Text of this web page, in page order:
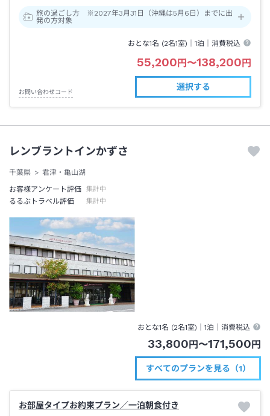
旅の過ごし方 ※2027年3月31日（沖縄は5月6日）までに出
発の方対象
おとな1名 (2名1室)｜1泊 ｜消費税込
55,200円〜138,200円
お問い合わせコード
選択する
レンブラントインかずさ
千葉県
君津・亀山湖
お客様アンケート評価
集計中
るるぶトラベル評価 集計中
おとな1名 (2名1室)｜1泊 ｜消費税込
33,800円〜171,500円
すべてのプランを見る（1）
お部屋タイプお約束プラン／一泊朝食付き